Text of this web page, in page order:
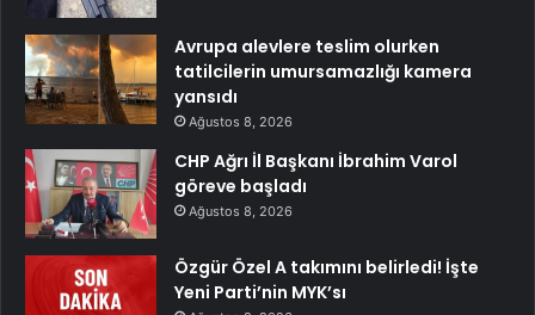
Avrupa alevlere teslim olurken
tatilcilerin umursamazlığı kamera
yansıdı
Ağustos 8, 2026
CHP Ağrı İl Başkanı İbrahim Varol
göreve başladı
Ağustos 8, 2026
Özgür Özel A takımını belirledi! İşte
Yeni Parti’nin MYK’sı